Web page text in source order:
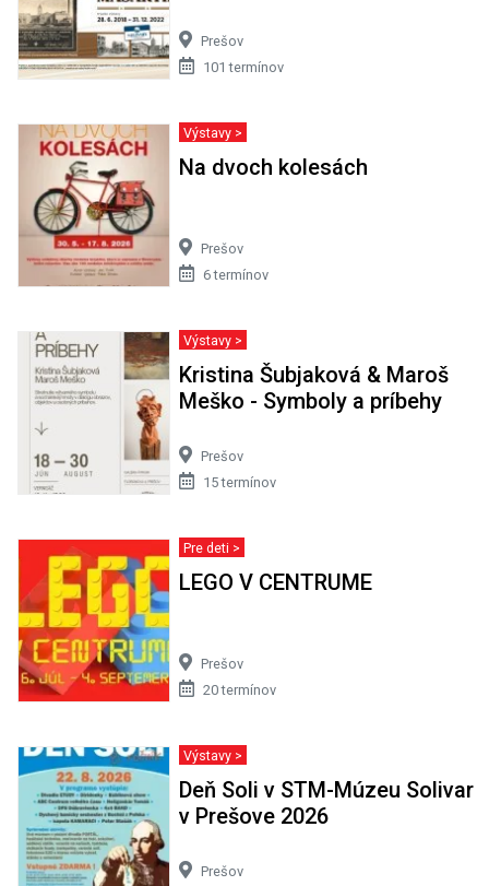
Prešov
101 termínov
Výstavy >
Na dvoch kolesách
Prešov
6 termínov
Výstavy >
Kristina Šubjaková & Maroš
Meško - Symboly a príbehy
Prešov
15 termínov
Pre deti >
LEGO V CENTRUME
Prešov
20 termínov
Výstavy >
Deň Soli v STM-Múzeu Solivar
v Prešove 2026
Prešov